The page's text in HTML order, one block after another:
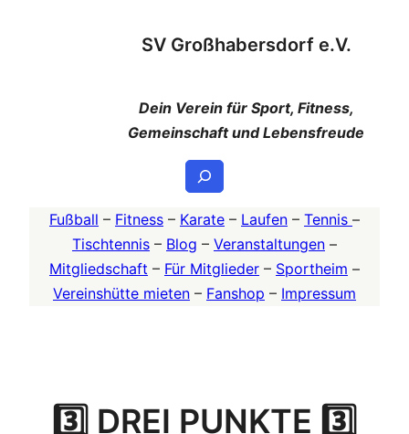
SV Großhabersdorf e.V.
Dein Verein für Sport, Fitness,
Gemeinschaft und Lebensfreude
Suchen
Fußball – Fitness – Karate – Laufen – Tennis –
Tischtennis – Blog – Veranstaltungen –
Mitgliedschaft – Für Mitglieder – Sportheim –
Vereinshütte mieten – Fanshop – Impressum
3️⃣ DREI PUNKTE 3️⃣